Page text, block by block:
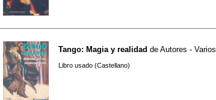
Tango: Magia y realidad de Autores - Varios
Libro usado (Castellano)